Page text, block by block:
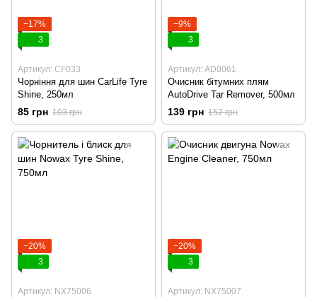
−17%
3
Артикул: CF033
Чорніння для шин CarLife Tyre
Shine, 250мл
85 грн 103 грн
−9%
3
Артикул: AD0061
Очисник бітумних плям
AutoDrive Tar Remover, 500мл
139 грн 152 грн
−20%
3
Артикул: NX75006
−20%
3
Артикул: NX75007